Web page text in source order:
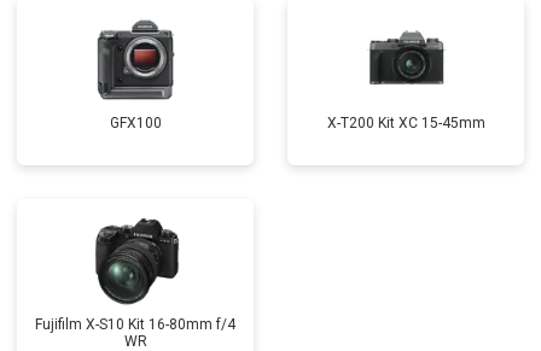
GFX100 X-T200 Kit XC 15-45mm
Fujifilm X-S10 Kit 16-80mm f/4
WR